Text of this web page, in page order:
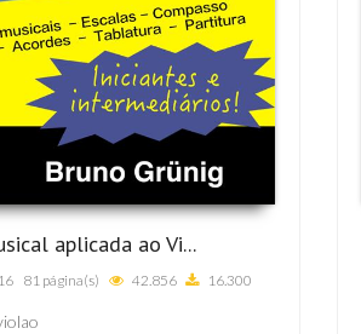
aplicada ao Vi...
81 página(s) 42.856 16.300